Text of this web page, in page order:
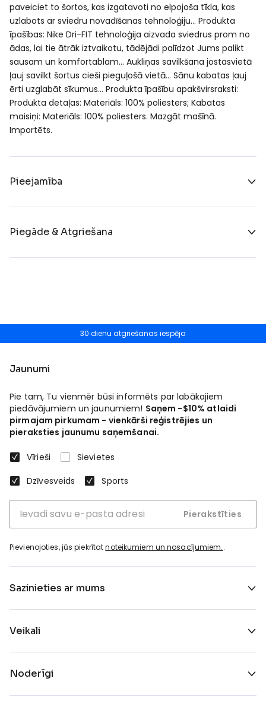
paveiciet to šortos, kas izgatavoti no elpojoša tīkla, kas
uzlabots ar sviedru novadīšanas tehnoloģiju… Produkta
īpašības: Nike Dri-FIT tehnoloģija aizvada sviedrus prom no
ādas, lai tie ātrāk iztvaikotu, tādējādi palīdzot Jums palikt
sausam un komfortablam… Aukliņas savilkšana jostasvietā
ļauj savilkt šortus cieši pieguļošā vietā… Sānu kabatas ļauj
ērti uzglabāt sīkumus… Produkta īpašību apakšvirsraksti:
Produkta detaļas: Materiāls: 100% poliesters; Kabatas
maisiņi: Materiāls: 100% poliesters. Mazgāt mašīnā.
Importēts.
Pieejamība
Piegāde & Atgriešana
30 dienu atgriešanas iespēja
Jaunumi
Pie tam, Tu vienmēr būsi informēts par labākajiem
piedāvājumiem un jaunumiem! Saņem -$10% atlaidi
pirmajam pirkumam - vienkārši reģistrējies un
pieraksties jaunumu saņemšanai.
Vīrieši
Sievietes
Dzīvesveids
Sports
Pierakstīties
Pievienojoties, jūs piekrītatnoteikumiem un nosacījumiem..
Sazinieties ar mums
Veikali
Noderīgi